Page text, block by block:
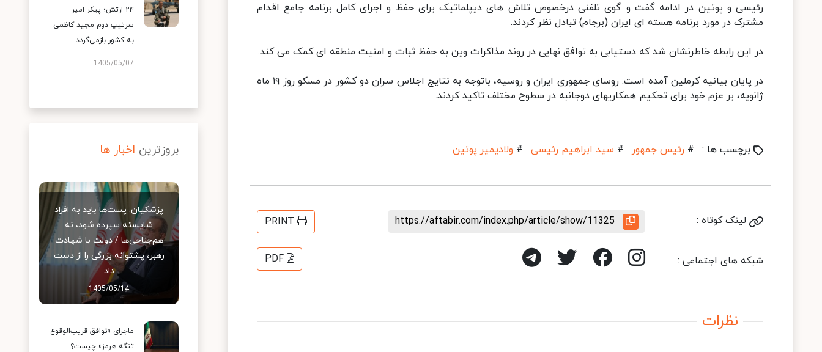
رئیسی و پوتین در ادامه گفت و گوی تلفنی درخصوص تلاش های دیپلماتیک برای حفظ و اجرای کامل برنامه جامع اقدام
مشترک در مورد برنامه هسته ای ایران (برجام) تبادل نظر کردند.
در این رابطه خاطرنشان شد که دستیابی به توافق نهایی در روند مذاکرات وین به حفظ ثبات و امنیت منطقه ای کمک می کند.
در پایان بیانیه کرملین آمده است: روسای جمهوری ایران و روسیه، باتوجه به نتایج اجلاس سران دو کشور در مسکو روز ۱۹ ماه
ژانویه، بر عزم خود برای تحکیم همکاریهای دوجانبه در سطوح مختلف تاکید کردند.
برچسب ها : # رئیس جمهور # سید ابراهیم رئیسی # ولادیمیر پوتین
لینک کوتاه : https://aftabir.com/index.php/article/show/11325
PRINT
شبکه های اجتماعی : PDF
نظرات
۲۴ ارتش؛ پیکر امیر
سرتیپ دوم مجید کاظمی
به کشور بازمی‌گردد
1405/05/07
بروزترین اخبار ها
پزشکیان: پست‌ها باید به افراد
شایسته سپرده شود، نه
هم‌جناحی‌ها / دولت با شهادت
رهبر، پشتوانه بزرگی را از دست
داد
1405/05/14
ماجرای «توافق قریب‌الوقوع
تنگه هرمز» چیست؟